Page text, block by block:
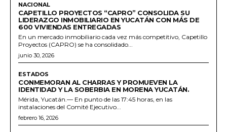
NACIONAL
CAPETILLO PROYECTOS “CAPRO” CONSOLIDA SU
LIDERAZGO INMOBILIARIO EN YUCATÁN CON MÁS DE
600 VIVIENDAS ENTREGADAS
En un mercado inmobiliario cada vez más competitivo, Capetillo
Proyectos (CAPRO) se ha consolidado...
junio 30, 2026
ESTADOS
CONMEMORAN AL CHARRAS Y PROMUEVEN LA
IDENTIDAD Y LA SOBERBIA EN MORENA YUCATÁN.
Mérida, Yucatán.— En punto de las 17:45 horas, en las
instalaciones del Comité Ejecutivo...
febrero 16, 2026